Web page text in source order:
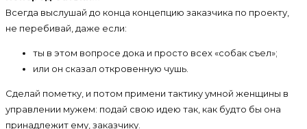
Всегда выслушай до конца концепцию заказчика по проекту,
не перебивай, даже если:
ты в этом вопросе дока и просто всех «собак съел»;
или он сказал откровенную чушь.
Сделай пометку, и потом примени тактику умной женщины в
управлении мужем: подай свою идею так, как будто бы она
принадлежит ему, заказчику.